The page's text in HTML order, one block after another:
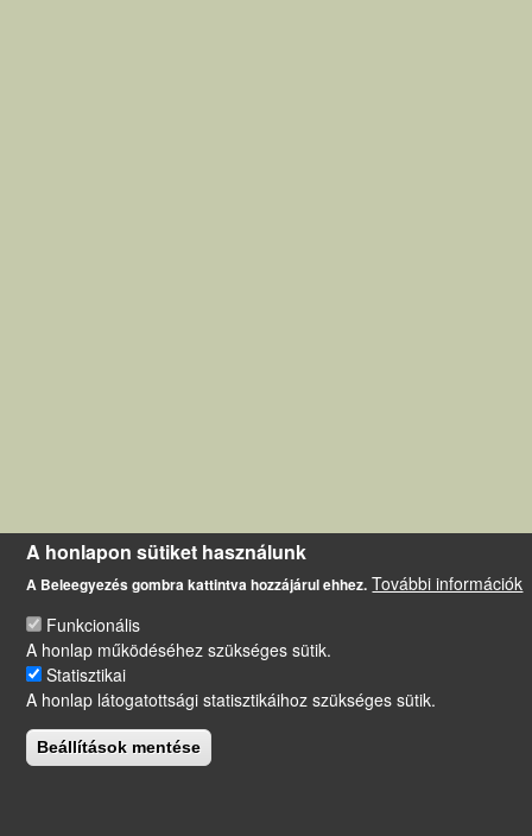
A honlapon sütiket használunk
A Beleegyezés gombra kattintva hozzájárul ehhez. További információk
Funkcionális
A honlap működéséhez szükséges sütik.
Statisztikai
A honlap látogatottsági statisztikáihoz szükséges sütik.
Beállítások mentése